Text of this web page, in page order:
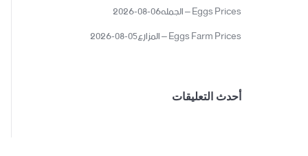
Eggs Prices – الجمله06-08-2026
Eggs Farm Prices – المزارع05-08-2026
أحدث التعليقات